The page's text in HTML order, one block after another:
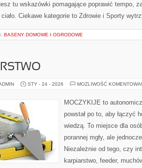
tu wskazówki pomagające poprawić tempo,
Ciekawe kategorie to Zdrowie i Sporty
BASENY DOMOWE I OGRODOWE
STY - 24 - 2026 MOŻLIWOŚĆ
MOCZYKIJE to
powstał po to, aby łączyć
wiedzą. To miejsce dla
porannej mgły, ale
Niezależnie od tego, czy
karpiarstwo, feeder,